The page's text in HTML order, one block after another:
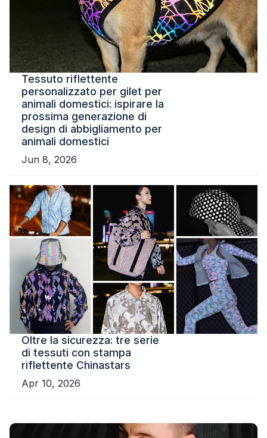
Tessuto riflettente
personalizzato per gilet per
animali domestici: ispirare la
prossima generazione di
design di abbigliamento per
animali domestici
Jun 8, 2026
Oltre la sicurezza: tre serie
di tessuti con stampa
riflettente Chinastars
Apr 10, 2026